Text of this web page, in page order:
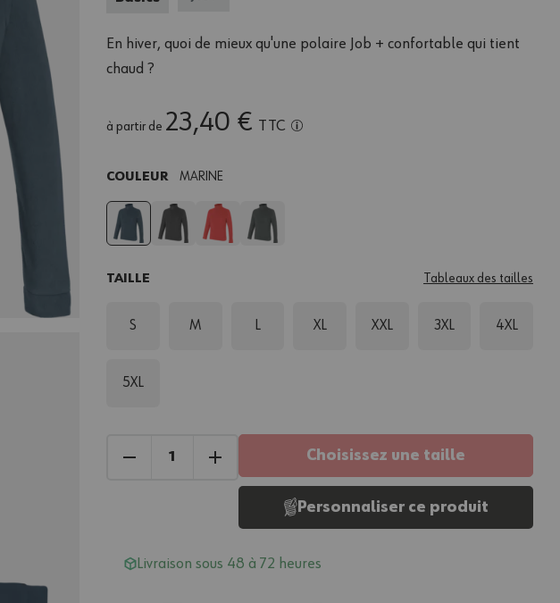
En hiver, quoi de mieux qu'une polaire Job + confortable qui tient
chaud ?
à partir de 23,40 € TTC
COULEUR MARINE
TAILLE Tableaux des tailles
S M L XL XXL 3XL 4XL
5XL
Choisissez une taille
Personnaliser ce produit
Livraison sous 48 à 72 heures